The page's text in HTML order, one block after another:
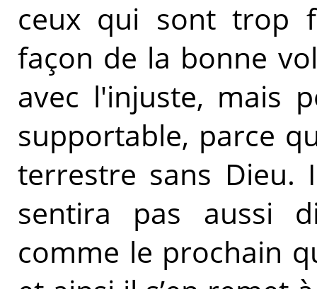
ceux qui sont trop
façon de la bonne
avec l'injuste, mais
supportable, parce
terrestre sans Dieu.
sentira pas aussi
comme le prochain